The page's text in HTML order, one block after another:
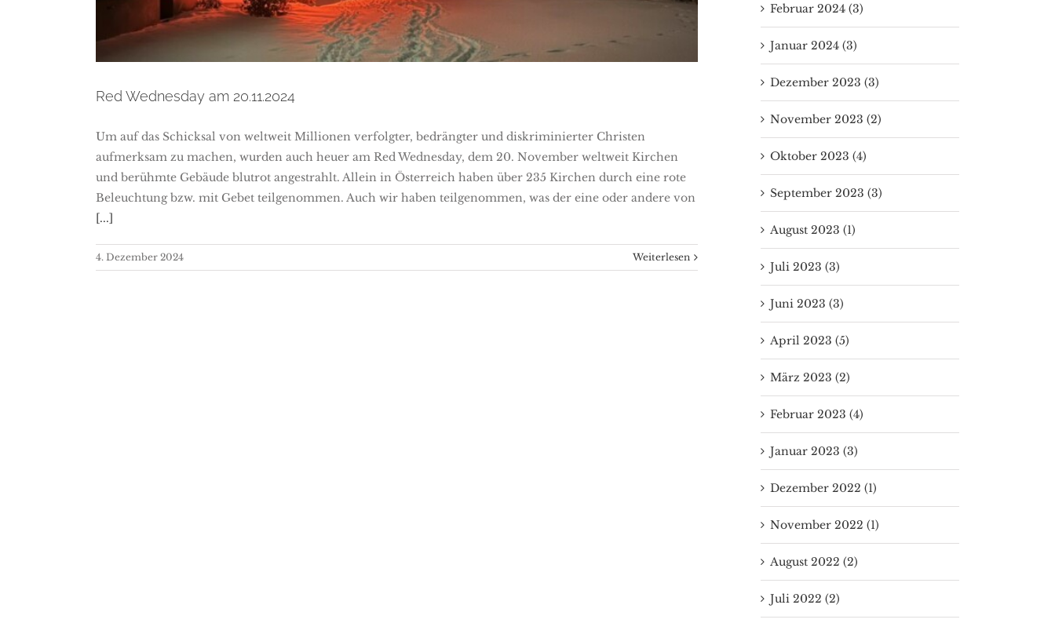
Red Wednesday am 20.11.2024
Um auf das Schicksal von weltweit Millionen verfolgter, bedrängter und diskriminierter Christen
aufmerksam zu machen, wurden auch heuer am Red Wednesday, dem 20. November weltweit Kirchen
und berühmte Gebäude blutrot angestrahlt. Allein in Österreich haben über 235 Kirchen durch eine rote
Beleuchtung bzw. mit Gebet teilgenommen. Auch wir haben teilgenommen, was der eine oder andere von
[...]
4. Dezember 2024 Weiterlesen
Februar 2024 (3)
Januar 2024 (3)
Dezember 2023 (3)
November 2023 (2)
Oktober 2023 (4)
September 2023 (3)
August 2023 (1)
Juli 2023 (3)
Juni 2023 (3)
April 2023 (5)
März 2023 (2)
Februar 2023 (4)
Januar 2023 (3)
Dezember 2022 (1)
November 2022 (1)
August 2022 (2)
Juli 2022 (2)